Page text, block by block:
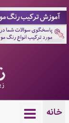
10088881
خانه